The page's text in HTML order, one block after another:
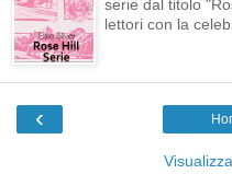
serie dal titolo
lettori con la
‹